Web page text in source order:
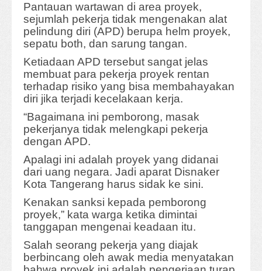
Pantauan wartawan di area proyek,
sejumlah pekerja tidak mengenakan alat
pelindung diri (APD) berupa helm proyek,
sepatu both, dan sarung tangan.
Ketiadaan APD tersebut sangat jelas
membuat para pekerja proyek rentan
terhadap risiko yang bisa membahayakan
diri jika terjadi kecelakaan kerja.
“Bagaimana ini pemborong, masak
pekerjanya tidak melengkapi pekerja
dengan APD.
Apalagi ini adalah proyek yang didanai
dari uang negara. Jadi aparat Disnaker
Kota Tangerang harus sidak ke sini.
Kenakan sanksi kepada pemborong
proyek,” kata warga ketika dimintai
tanggapan mengenai keadaan itu.
Salah seorang pekerja yang diajak
berbincang oleh awak media menyatakan